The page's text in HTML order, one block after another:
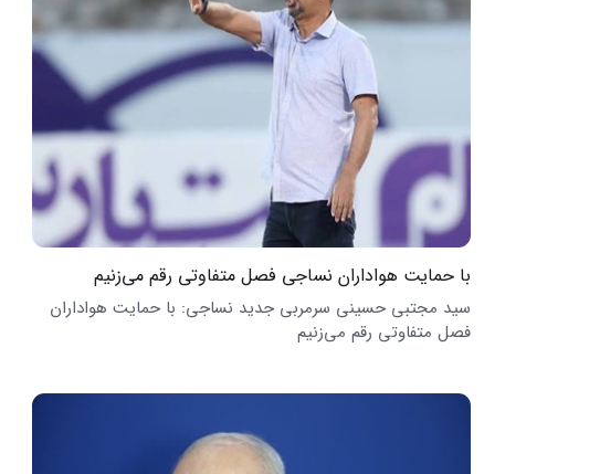
با حمایت هواداران نساجی فصل متفاوتی رقم می‌زنیم
سید مجتبی حسینی سرمربی جدید نساجی: با حمایت هواداران
فصل متفاوتی رقم می‌زنیم